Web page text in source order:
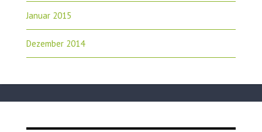
Januar 2015
Dezember 2014